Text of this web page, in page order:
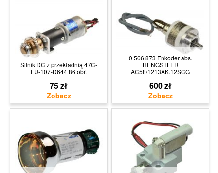
Silnik DC z przekładnią 47C-
FU-107-D644 86 obr.
75 zł
0 566 873 Enkoder abs.
HENGSTLER
AC58/1213AK.12SCG
600 zł